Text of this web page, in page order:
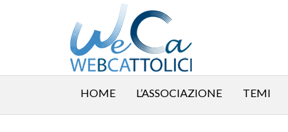
HOME L’ASSOCIAZIONE TEMI